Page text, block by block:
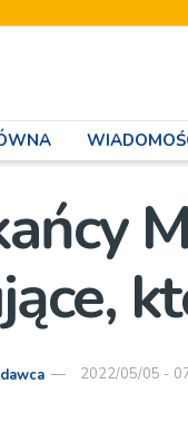
2022/05/05 -